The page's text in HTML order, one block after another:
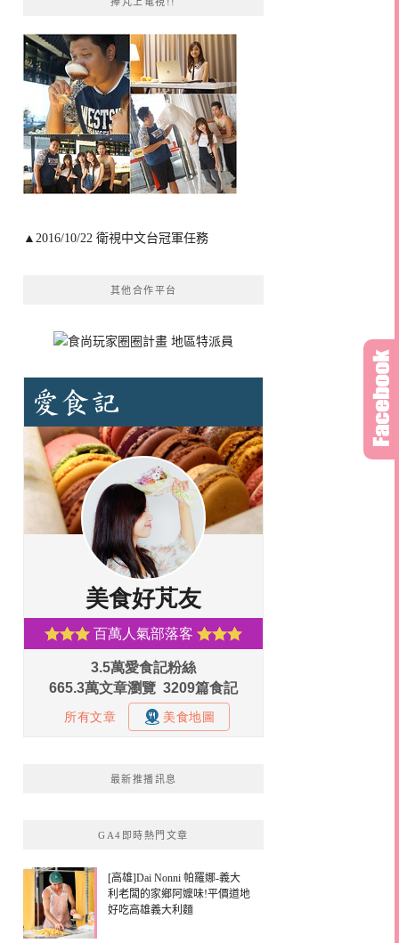
▲2016/10/22 衛視中文台冠軍任務
其他合作平台
最新推播訊息
GA4即時熱門文章
[高雄]Dai Nonni 帕羅娜-義大
利老闆的家鄉阿嬤味!平價道地
好吃高雄義大利麵